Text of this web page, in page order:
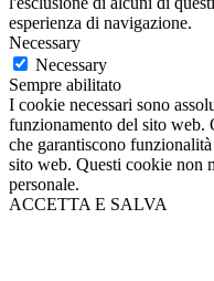
esperienza di navigazione.
Necessary
Necessary
Sempre abilitato
I cookie necessari sono
funzionamento del sito web.
che garantiscono
sito web. Questi cookie non
personale.
ACCETTA E SALVA